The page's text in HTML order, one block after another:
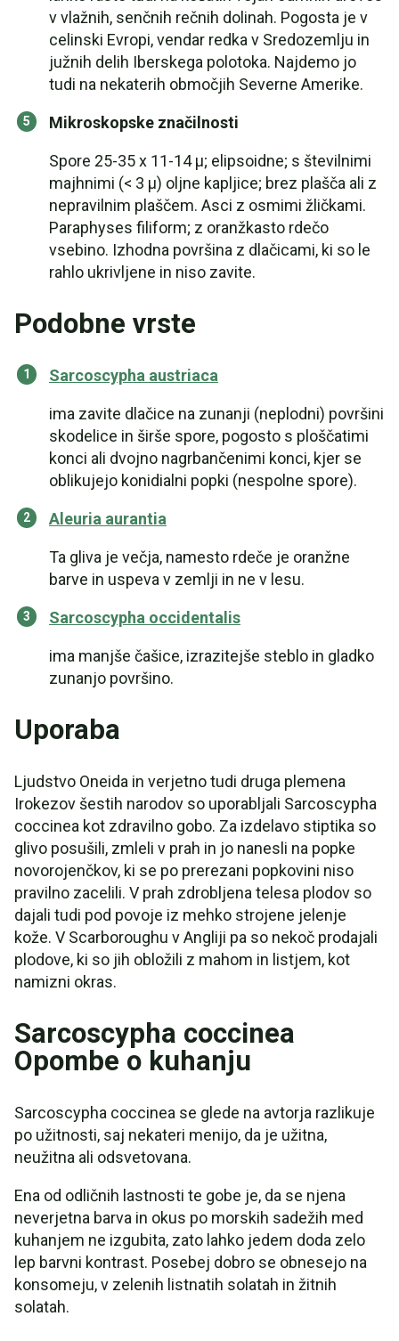
v vlažnih, senčnih rečnih dolinah. Pogosta je v
celinski Evropi, vendar redka v Sredozemlju in
južnih delih Iberskega polotoka. Najdemo jo
tudi na nekaterih območjih Severne Amerike.
Mikroskopske značilnosti
Spore 25-35 x 11-14 µ; elipsoidne; s številnimi
majhnimi (< 3 µ) oljne kapljice; brez plašča ali z
nepravilnim plaščem. Asci z osmimi žličkami.
Paraphyses filiform; z oranžkasto rdečo
vsebino. Izhodna površina z dlačicami, ki so le
rahlo ukrivljene in niso zavite.
Podobne vrste
Sarcoscypha austriaca
ima zavite dlačice na zunanji (neplodni) površini
skodelice in širše spore, pogosto s ploščatimi
konci ali dvojno nagrbančenimi konci, kjer se
oblikujejo konidialni popki (nespolne spore).
Aleuria aurantia
Ta gliva je večja, namesto rdeče je oranžne
barve in uspeva v zemlji in ne v lesu.
Sarcoscypha occidentalis
ima manjše čašice, izrazitejše steblo in gladko
zunanjo površino.
Uporaba
Ljudstvo Oneida in verjetno tudi druga plemena
Irokezov šestih narodov so uporabljali Sarcoscypha
coccinea kot zdravilno gobo. Za izdelavo stiptika so
glivo posušili, zmleli v prah in jo nanesli na popke
novorojenčkov, ki se po prerezani popkovini niso
pravilno zacelili. V prah zdrobljena telesa plodov so
dajali tudi pod povoje iz mehko strojene jelenje
kože. V Scarboroughu v Angliji pa so nekoč prodajali
plodove, ki so jih obložili z mahom in listjem, kot
namizni okras.
Sarcoscypha coccinea
Opombe o kuhanju
Sarcoscypha coccinea se glede na avtorja razlikuje
po užitnosti, saj nekateri menijo, da je užitna,
neužitna ali odsvetovana.
Ena od odličnih lastnosti te gobe je, da se njena
neverjetna barva in okus po morskih sadežih med
kuhanjem ne izgubita, zato lahko jedem doda zelo
lep barvni kontrast. Posebej dobro se obnesejo na
konsomeju, v zelenih listnatih solatah in žitnih
solatah.